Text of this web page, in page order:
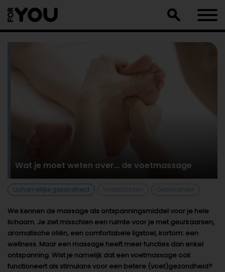
naar
artikel
Wat je moet weten over… de voetmassage
Lichamelijke gezondheid Gezondheid
We kennen de massage als ontspanningsmiddel voor je hele
lichaam. Je ziet misschien een ruimte voor je met geurkaarsen,
aromatische oliën, een comfortabele ligstoel, kortom: een
wellness. Maar een massage heeft meer functies dan enkel
ontspanning. Wist je namelijk dat een voetmassage ook
functioneert als stimulans voor een betere (voet)gezondheid?